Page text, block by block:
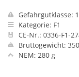
Gefahrgutklasse:
Kategorie: F1
CE-Nr.: 0336-F1-
Bruttogewicht:
NEM: 280 g